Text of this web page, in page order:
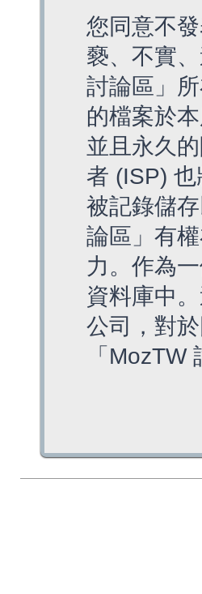
您同意不
褻、不實
討論區」
的檔案於
並且永久
者 (ISP)
被記錄儲
論區」有
力。作為
資料庫中
公司，對
「